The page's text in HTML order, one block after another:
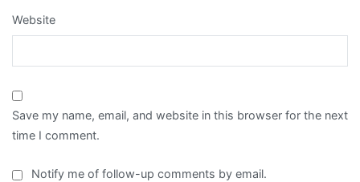
Website
Save my name, email, and website in this browser for the next
time I comment.
Notify me of follow-up comments by email.